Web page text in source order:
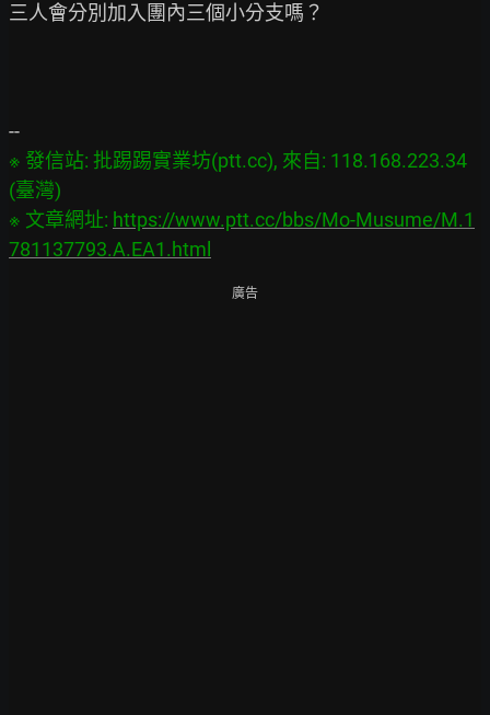
三人會分別加入團內三個小分支嗎？
※ 發信站: 批踢踢實業坊(ptt.cc), 來自: 118.168.223.34
(臺灣)
※ 文章網址: https://www.ptt.cc/bbs/Mo-Musume/M.1
781137793.A.EA1.html
廣告